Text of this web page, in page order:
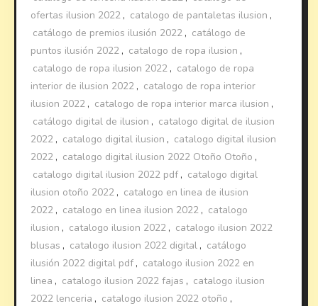
ofertas ilusion 2022 , catalogo de pantaletas ilusion ,
catálogo de premios ilusión 2022 , catálogo de
puntos ilusión 2022 , catalogo de ropa ilusion ,
catalogo de ropa ilusion 2022 , catalogo de ropa
interior de ilusion 2022 , catalogo de ropa interior
ilusion 2022 , catalogo de ropa interior marca ilusion ,
catálogo digital de ilusion , catalogo digital de ilusion
2022 , catalogo digital ilusion , catalogo digital ilusion
2022 , catalogo digital ilusion 2022 Otoño Otoño ,
catalogo digital ilusion 2022 pdf , catalogo digital
ilusion otoño 2022 , catalogo en linea de ilusion
2022 , catalogo en linea ilusion 2022 , catalogo
ilusion , catalogo ilusion 2022 , catalogo ilusion 2022
blusas , catalogo ilusion 2022 digital , catálogo
ilusión 2022 digital pdf , catalogo ilusion 2022 en
linea , catalogo ilusion 2022 fajas , catalogo ilusion
2022 lenceria , catalogo ilusion 2022 otoño ,